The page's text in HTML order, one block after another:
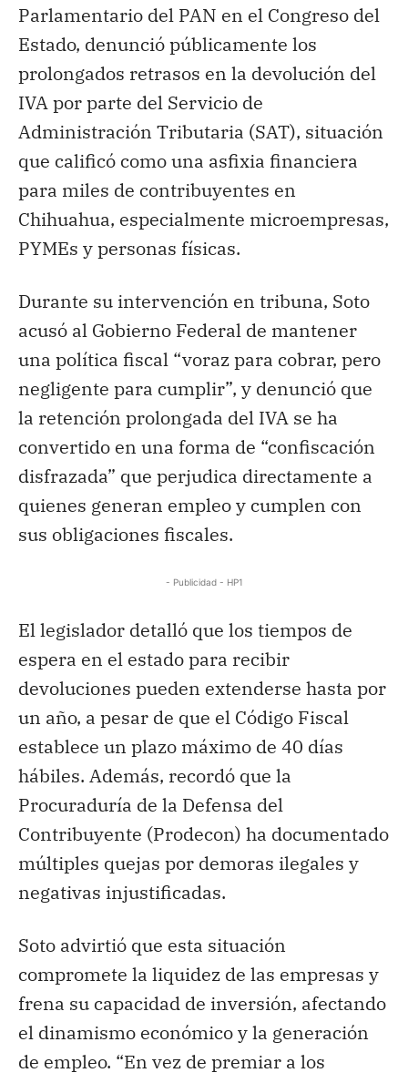
Parlamentario del PAN en el Congreso del
Estado, denunció públicamente los
prolongados retrasos en la devolución del
IVA por parte del Servicio de
Administración Tributaria (SAT), situación
que calificó como una asfixia financiera
para miles de contribuyentes en
Chihuahua, especialmente microempresas,
PYMEs y personas físicas.
Durante su intervención en tribuna, Soto
acusó al Gobierno Federal de mantener
una política fiscal “voraz para cobrar, pero
negligente para cumplir”, y denunció que
la retención prolongada del IVA se ha
convertido en una forma de “confiscación
disfrazada” que perjudica directamente a
quienes generan empleo y cumplen con
sus obligaciones fiscales.
- Publicidad - HP1
El legislador detalló que los tiempos de
espera en el estado para recibir
devoluciones pueden extenderse hasta por
un año, a pesar de que el Código Fiscal
establece un plazo máximo de 40 días
hábiles. Además, recordó que la
Procuraduría de la Defensa del
Contribuyente (Prodecon) ha documentado
múltiples quejas por demoras ilegales y
negativas injustificadas.
Soto advirtió que esta situación
compromete la liquidez de las empresas y
frena su capacidad de inversión, afectando
el dinamismo económico y la generación
de empleo. “En vez de premiar a los